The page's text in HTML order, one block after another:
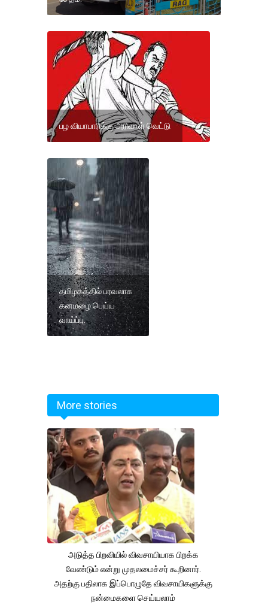
பழ வியாபாரிக்கு அரிவாள் வெட்டு
தமிழகத்தில் பரவலாக
கனமழை பெய்ய
வாய்ப்பு.
More stories
அடுத்த பிறவியில் விவசாயியாக பிறக்க
வேண்டும் என்று முதலமைச்சர் கூறினார்.
அதற்கு பதிலாக இப்பொழுதே விவசாயிகளுக்கு
நன்மைகளை செய்யலாம்